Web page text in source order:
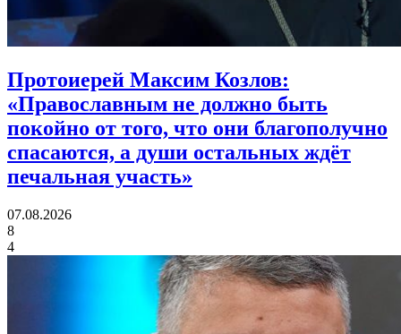
Протоиерей Максим Козлов:
«Православным не должно быть
покойно от того, что они благополучно
спасаются, а души остальных ждёт
печальная участь»
07.08.2026
8
4